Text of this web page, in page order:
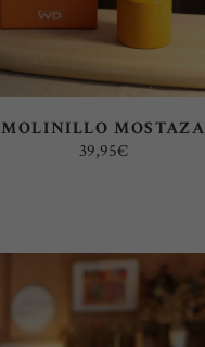
MOLINILLO MOSTAZA
39,95€